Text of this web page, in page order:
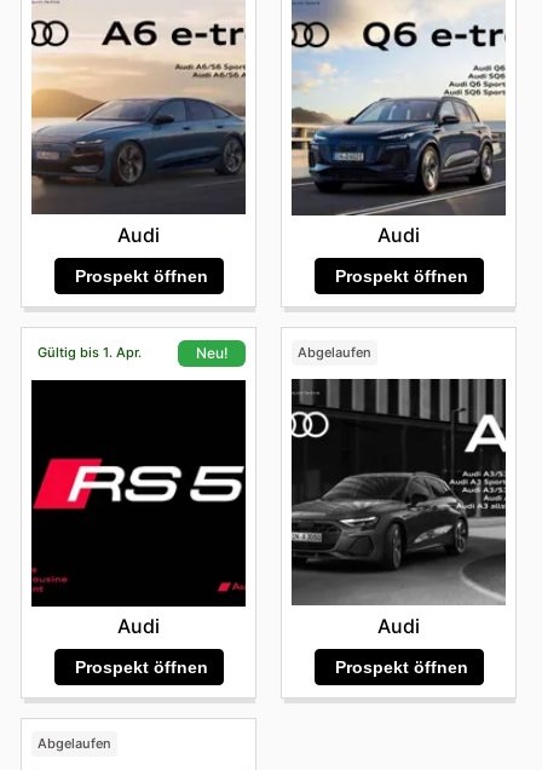
Audi
Prospekt öffnen
Audi
Prospekt öffnen
Gültig bis 1. Apr. Neu!
Audi
Prospekt öffnen
Abgelaufen
Audi
Prospekt öffnen
Abgelaufen